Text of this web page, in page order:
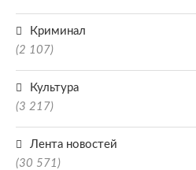
Криминал
(2 107)
Культура
(3 217)
Лента новостей
(30 571)